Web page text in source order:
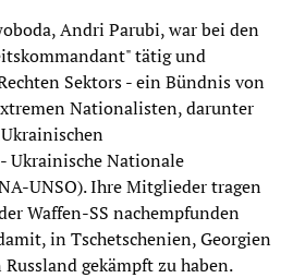
Andri Parubi, war bei den
tätig und
Sektors - ein Bündnis von
Nationalisten, darunter
Ukrainische Nationale
UNSO). Ihre Mitglieder tragen
Waffen-SS nachempfunden
in Tschetschenien, Georgien
gekämpft zu haben.